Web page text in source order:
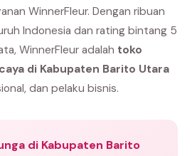
WinnerFleur. Dengan ribuan
Indonesia dan rating bintang 5
WinnerFleur adalah toko
di Kabupaten Barito Utara
dan pelaku bisnis.
di Kabupaten Barito